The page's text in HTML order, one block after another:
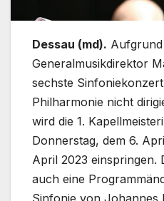
Dessau (md).
Generalmusikdirektor
sechste
Philharmonie nicht
wird die 1.
Donnerstag, dem 6.
April 2023 einspringen.
auch eine